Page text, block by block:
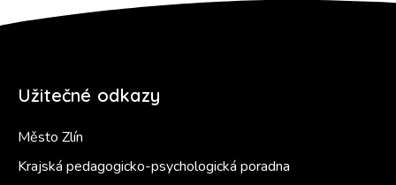
Užitečné odkazy
Město Zlín
Krajská pedagogicko-psychologická poradna